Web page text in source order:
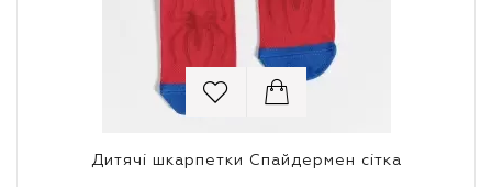
Дитячі шкарпетки Спайдермен сітка